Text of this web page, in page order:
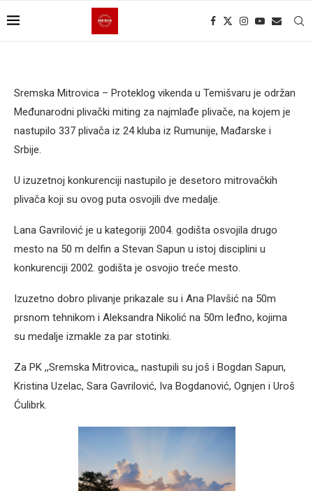
Sremska Mitrovica – Proteklog vikenda u Temišvaru je održan
Međunarodni plivački miting za najmlađe plivače, na kojem je
nastupilo 337 plivača iz 24 kluba iz Rumunije, Mađarske i
Srbije.
U izuzetnoj konkurenciji nastupilo je desetoro mitrovačkih
plivača koji su ovog puta osvojili dve medalje.
Lana Gavrilović je u kategoriji 2004. godišta osvojila drugo
mesto na 50 m delfin a Stevan Sapun u istoj disciplini u
konkurenciji 2002. godišta je osvojio treće mesto.
Izuzetno dobro plivanje prikazale su i Ana Plavšić na 50m
prsnom tehnikom i Aleksandra Nikolić na 50m leđno, kojima
su medalje izmakle za par stotinki.
Za PK ,,Sremska Mitrovica,, nastupili su još i Bogdan Sapun,
Kristina Uzelac, Sara Gavrilović, Iva Bogdanović, Ognjen i Uroš
Ćulibrk.